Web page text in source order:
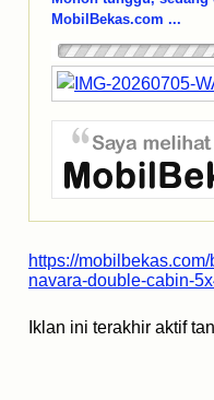
MobilBekas.com ...
https://
navara-double-cabin-
Iklan ini terakhir aktif